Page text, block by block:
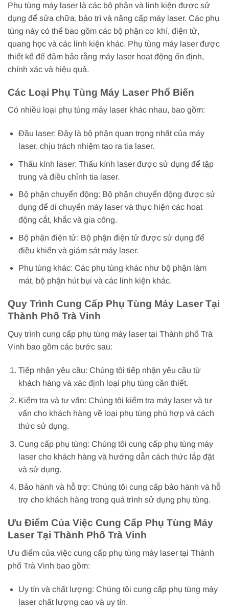
Phụ tùng máy laser là các bộ phận và linh kiện được sử
dụng để sửa chữa, bảo trì và nâng cấp máy laser. Các phụ
tùng này có thể bao gồm các bộ phận cơ khí, điện tử,
quang học và các linh kiện khác. Phụ tùng máy laser được
thiết kế để đảm bảo rằng máy laser hoạt động ổn định,
chính xác và hiệu quả.
Các Loại Phụ Tùng Máy Laser Phổ Biến
Có nhiều loại phụ tùng máy laser khác nhau, bao gồm:
Đầu laser: Đây là bộ phận quan trọng nhất của máy
laser, chịu trách nhiệm tạo ra tia laser.
Thấu kính laser: Thấu kính laser được sử dụng để tập
trung và điều chỉnh tia laser.
Bộ phận chuyển động: Bộ phận chuyển động được sử
dụng để di chuyển máy laser và thực hiện các hoạt
động cắt, khắc và gia công.
Bộ phận điện tử: Bộ phận điện tử được sử dụng để
điều khiển và giám sát máy laser.
Phụ tùng khác: Các phụ tùng khác như bộ phận làm
mát, bộ phận hút bụi và các linh kiện khác.
Quy Trình Cung Cấp Phụ Tùng Máy Laser Tại
Thành Phố Trà Vinh
Quy trình cung cấp phụ tùng máy laser tại Thành phố Trà
Vinh bao gồm các bước sau:
Tiếp nhận yêu cầu: Chúng tôi tiếp nhận yêu cầu từ
khách hàng và xác định loại phụ tùng cần thiết.
Kiểm tra và tư vấn: Chúng tôi kiểm tra máy laser và tư
vấn cho khách hàng về loại phụ tùng phù hợp và cách
thức sử dụng.
Cung cấp phụ tùng: Chúng tôi cung cấp phụ tùng máy
laser cho khách hàng và hướng dẫn cách thức lắp đặt
và sử dụng.
Bảo hành và hỗ trợ: Chúng tôi cung cấp bảo hành và hỗ
trợ cho khách hàng trong quá trình sử dụng phụ tùng.
Ưu Điểm Của Việc Cung Cấp Phụ Tùng Máy
Laser Tại Thành Phố Trà Vinh
Ưu điểm của việc cung cấp phụ tùng máy laser tại Thành
phố Trà Vinh bao gồm:
Uy tín và chất lượng: Chúng tôi cung cấp phụ tùng máy
laser chất lượng cao và uy tín.